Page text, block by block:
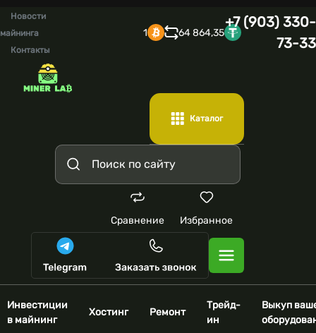
Новости
майнинга
Контакты
1 64 864,35
+7 (903) 330-
73-33
Каталог
Сравнение Избранное
Инвестиции
в майнинг
Хостинг Ремонт
Трейд-
ин
Выкуп